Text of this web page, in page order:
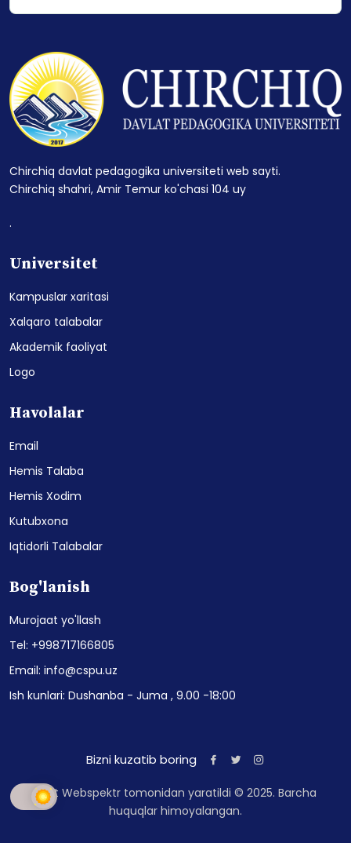
Chirchiq davlat pedagogika universiteti web sayti.
Chirchiq shahri, Amir Temur ko'chasi 104 uy
.
Universitet
Kampuslar xaritasi
Xalqaro talabalar
Akademik faoliyat
Logo
Havolalar
Email
Hemis Talaba
Hemis Xodim
Kutubxona
Iqtidorli Talabalar
Bog'lanish
Murojaat yo'llash
Tel: +998717166805
Email: info@cspu.uz
Ish kunlari: Dushanba - Juma , 9.00 -18:00
Bizni kuzatib boring
Sayt Webspektr tomonidan yaratildi © 2025. Barcha
huquqlar himoyalangan.